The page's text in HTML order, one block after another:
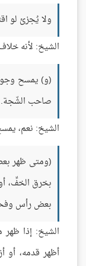
ولا يُجزئ لو
الشيخ: لأنه
(و) يمسح
صاحب الشّجة.
الشيخ: نعم،
(ومتى ظهر
بخرق الخفِّ،
بعض رأس
الشيخ: إذا ظهر
أظهر قدمه، أو